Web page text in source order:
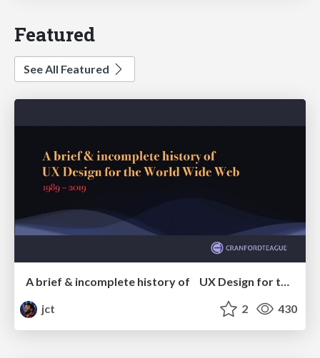
Featured
See All Featured
A brief & incomplete history of UX Design for the World Wide Web: 1989–2019
jct
2 430